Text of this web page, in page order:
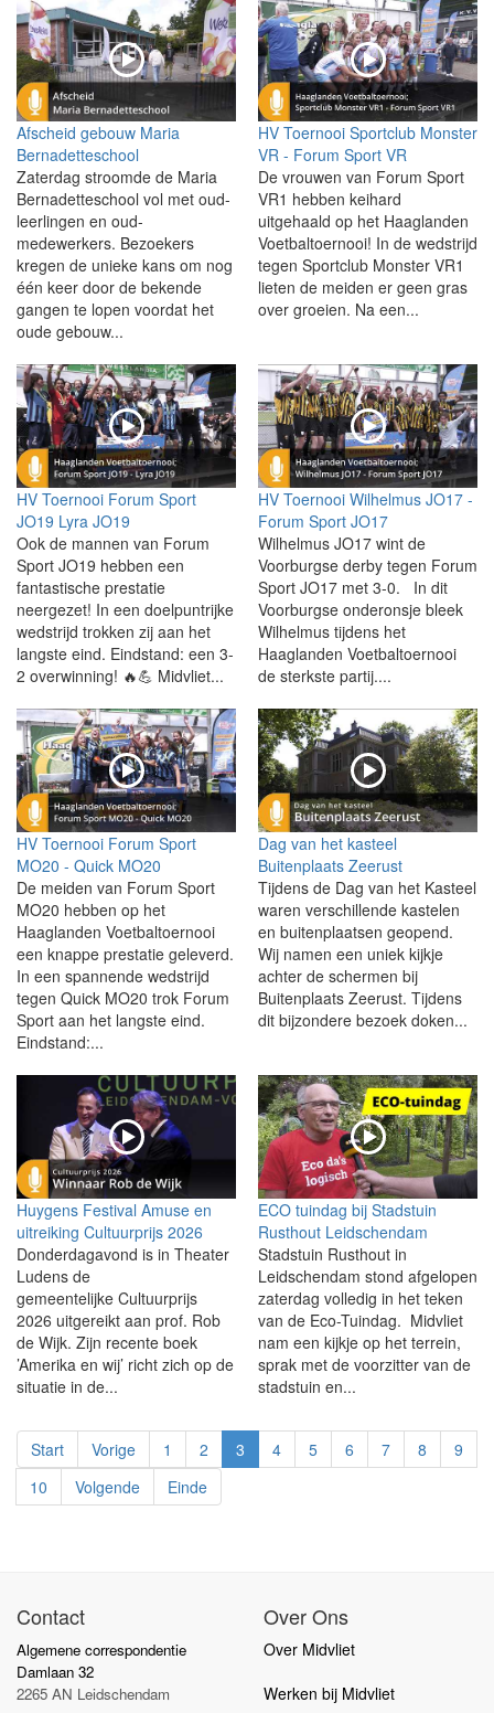
Afscheid gebouw Maria
Bernadetteschool
Zaterdag stroomde de Maria
Bernadetteschool vol met oud-
leerlingen en oud-
medewerkers. Bezoekers
kregen de unieke kans om nog
één keer door de bekende
gangen te lopen voordat het
oude gebouw...
HV Toernooi Sportclub Monster
VR - Forum Sport VR
De vrouwen van Forum Sport
VR1 hebben keihard
uitgehaald op het Haaglanden
Voetbaltoernooi! In de wedstrijd
tegen Sportclub Monster VR1
lieten de meiden er geen gras
over groeien. Na een...
HV Toernooi Forum Sport
JO19 Lyra JO19
Ook de mannen van Forum
Sport JO19 hebben een
fantastische prestatie
neergezet! In een doelpuntrijke
wedstrijd trokken zij aan het
langste eind. Eindstand: een 3-
2 overwinning! 🔥💪 Midvliet...
HV Toernooi Wilhelmus JO17 -
Forum Sport JO17
Wilhelmus JO17 wint de
Voorburgse derby tegen Forum
Sport JO17 met 3-0. In dit
Voorburgse onderonsje bleek
Wilhelmus tijdens het
Haaglanden Voetbaltoernooi
de sterkste partij....
HV Toernooi Forum Sport
MO20 - Quick MO20
De meiden van Forum Sport
MO20 hebben op het
Haaglanden Voetbaltoernooi
een knappe prestatie geleverd.
In een spannende wedstrijd
tegen Quick MO20 trok Forum
Sport aan het langste eind.
Eindstand:...
Dag van het kasteel
Buitenplaats Zeerust
Tijdens de Dag van het Kasteel
waren verschillende kastelen
en buitenplaatsen geopend.
Wij namen een uniek kijkje
achter de schermen bij
Buitenplaats Zeerust. Tijdens
dit bijzondere bezoek doken...
Huygens Festival Amuse en
uitreiking Cultuurprijs 2026
Donderdagavond is in Theater
Ludens de
gemeentelijke Cultuurprijs
2026 uitgereikt aan prof. Rob
de Wijk. Zijn recente boek
’Amerika en wij’ richt zich op de
situatie in de...
ECO tuindag bij Stadstuin
Rusthout Leidschendam
Stadstuin Rusthout in
Leidschendam stond afgelopen
zaterdag volledig in het teken
van de Eco-Tuindag. Midvliet
nam een kijkje op het terrein,
sprak met de voorzitter van de
stadstuin en...
Start Vorige 1 2 3 4 5 6 7 8
9
10
Volgende Einde
Contact
Algemene correspondentie
Damlaan 32
2265 AN Leidschendam
Over Ons
Over Midvliet
Werken bij Midvliet